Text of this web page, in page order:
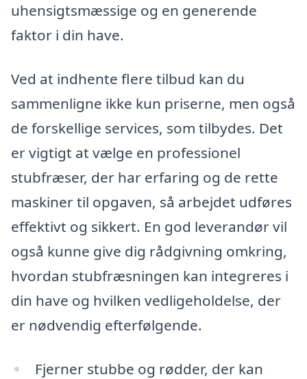
uhensigtsmæssige og en generende
faktor i din have.
Ved at indhente flere tilbud kan du
sammenligne ikke kun priserne, men også
de forskellige services, som tilbydes. Det
er vigtigt at vælge en professionel
stubfræser, der har erfaring og de rette
maskiner til opgaven, så arbejdet udføres
effektivt og sikkert. En god leverandør vil
også kunne give dig rådgivning omkring,
hvordan stubfræsningen kan integreres i
din have og hvilken vedligeholdelse, der
er nødvendig efterfølgende.
Fjerner stubbe og rødder, der kan